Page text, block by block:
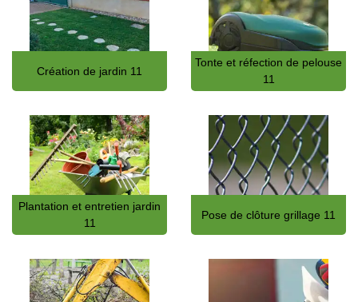
Création de jardin 11
Tonte et réfection de pelouse
11
Plantation et entretien jardin
11
Pose de clôture grillage 11